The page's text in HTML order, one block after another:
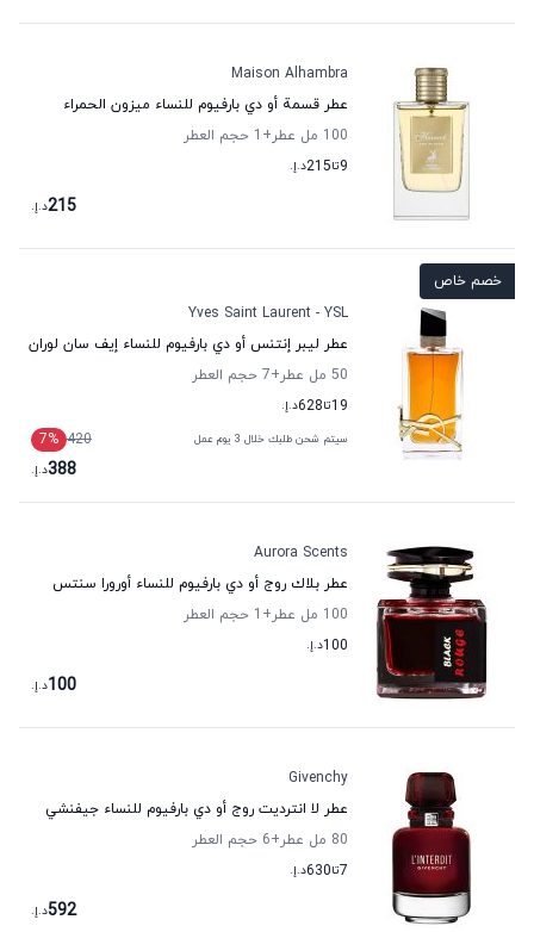
Maison Alhambra
عطر قسمة أو دي بارفيوم للنساء ميزون الحمراء
100 مل عطر
+1
حجم العطر
9تا215د.إ.
215د.إ.
خصم خاص
Yves Saint Laurent - YSL
عطر ليبر إنتنس أو دي بارفيوم للنساء إيف سان لوران
50 مل عطر
+7
حجم العطر
19تا628د.إ.
سيتم شحن طلبك خلال 3 يوم عمل 420
7%
388د.إ.
Aurora Scents
عطر بلاك روج أو دي بارفيوم للنساء أورورا سنتس
100 مل عطر
+1
حجم العطر
100د.إ.
100د.إ.
Givenchy
عطر لا انترديت روج أو دي بارفيوم للنساء جيفنشي
80 مل عطر
+6
حجم العطر
7تا630د.إ.
592د.إ.